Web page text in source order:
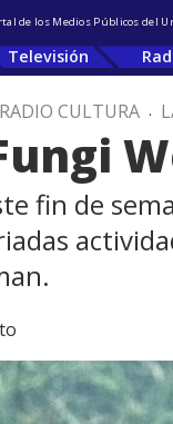
de los Medios Públicos del
Televisión
RADIO CULTURA .
fin de